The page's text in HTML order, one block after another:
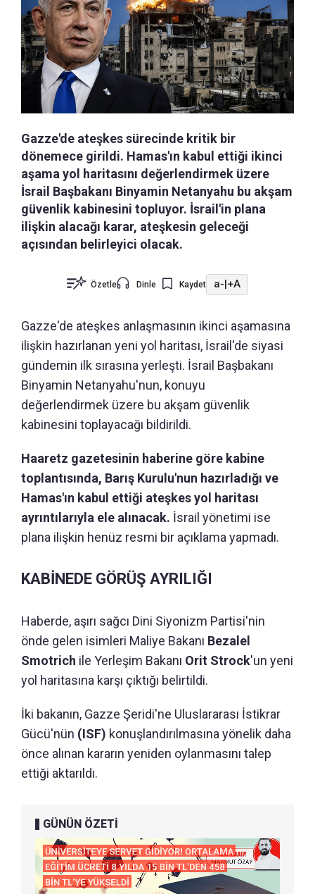
Gazze'de ateşkes sürecinde kritik bir
dönemece girildi. Hamas'ın kabul ettiği ikinci
aşama yol haritasını değerlendirmek üzere
İsrail Başbakanı Binyamin Netanyahu bu akşam
güvenlik kabinesini topluyor. İsrail'in plana
ilişkin alacağı karar, ateşkesin geleceği
açısından belirleyici olacak.
Özetle Dinle Kaydet a- +A
Gazze'de ateşkes anlaşmasının ikinci aşamasına
ilişkin hazırlanan yeni yol haritası, İsrail'de siyasi
gündemin ilk sırasına yerleşti. İsrail Başbakanı
Binyamin Netanyahu'nun, konuyu
değerlendirmek üzere bu akşam güvenlik
kabinesini toplayacağı bildirildi.
Haaretz gazetesinin haberine göre kabine
toplantısında, Barış Kurulu'nun hazırladığı ve
Hamas'ın kabul ettiği ateşkes yol haritası
ayrıntılarıyla ele alınacak. İsrail yönetimi ise
plana ilişkin henüz resmi bir açıklama yapmadı.
KABİNEDE GÖRÜŞ AYRILIĞI
Haberde, aşırı sağcı Dini Siyonizm Partisi'nin
önde gelen isimleri Maliye Bakanı Bezalel
Smotrich ile Yerleşim Bakanı Orit Strock'un yeni
yol haritasına karşı çıktığı belirtildi.
İki bakanın, Gazze Şeridi'ne Uluslararası İstikrar
Gücü'nün (ISF) konuşlandırılmasına yönelik daha
önce alınan kararın yeniden oylanmasını talep
ettiği aktarıldı.
GÜNÜN ÖZETİ